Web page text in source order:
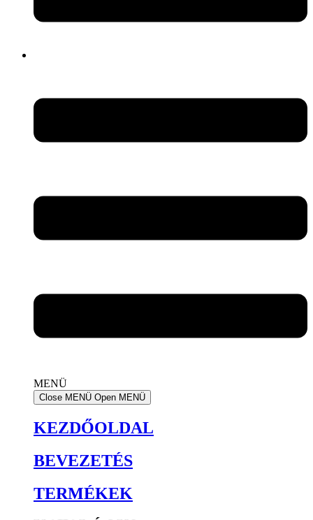
MENÜ
Close MENÜ Open MENÜ
KEZDŐOLDAL
BEVEZETÉS
TERMÉKEK